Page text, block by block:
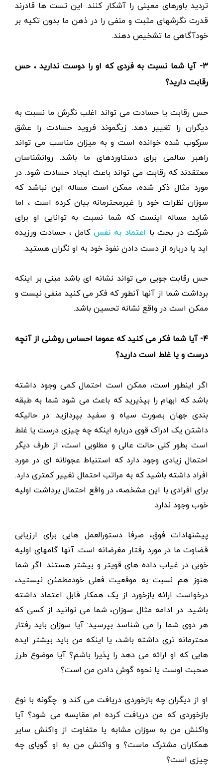
تردید باورهای معینی را آشکار کنند. این تست ها قادرند
قدرت نگرشهای مثبت و منفی را در ذهن ما بدون تکیه بر
خودآگاهی ما تشخیص دهند.
۳- آیا شما نسبت به فردی که او را دوست ندارید ، حس
رقابت دارید؟
حس رقابت یا حسادت می تواند اغلب نگرش ما نسبت به
دیگران را تغییر دهد. زیگموند فروید حسادت را عشق
سرکوب شده خوانده است و به میزان مناسب می تواند
راهبر سالمی برای دستاوردهای ما باشد. روانشناسان
معتقدند که رقابت می تواند باعث ایجاد حسادت شود. در
مورد مثال ذکر شده، ممکن است مساله این نباشد که
سوزان نظرات خود را غیرمحترمانه بیان کرده است ، اما
شاید مساله اینست که شما نسبت به توانایی او برای
شرکت در بحث با اعتماد به نفس کامل ، حسادت ورزیده
اید یا درباره از دست دادن نفوذ خود به او نگران هستید.
حس رقابت جویی می تواند نشانه ای باشد مبنی بر اینکه
برداشت شما از آنها آنطور که فکر می کنید منفی نیست و
ممکن است در واقع نشانه تحسین باشد‌.
۴- آیا شما فکر می کنید که عموما احساس روشنی از آنچه
درست و یا غلط است دارید؟
اگر اینطور است، ممکن است احتمال کمی وجود داشته
باشد که ابهام را بپذیرید که باعث می شود شما به طبقه
بندی جهان بصورت سیاه و سفید بپردازید. در حالیکه
داشتن یک ادراک قوی درباره اینکه چه چیزی درست یا غلط
است بطور کلی حالت عالی و مطلوبی است، از طرف دیگر
احتمال زیادی وجود دارد که استنباط عجولانه ای در مورد
افراد داشته باشید که به مراتب احتمال تغییر کمتری دارد‌.
برای افرادی با این مشخصه، در واقع احتمال برداشت اولیه
خوب وجود ندارد.
پیشنهادات فوق، صرفا دستورالعمل هایی برای ارزیابی
قضاوت ما در مورد رفتار مغرضانه است. آنها گامهای اولیه
خوبی در غیاب داده های قویتر و بیشتر هستند. اگر شما
هنوز هم نسبت به موقعیت فعلی خودمطمئن نیستید،
درخواست ارائه بازخورد از یک همکار قابل اعتماد داشته
باشید. در ادامه مثال سوزان، شما می توانید از کسی که
هر دوی شما را می شناسد بپرسید: آیا سوزان باید رفتار
محترمانه تری داشته باشد، یا اینکه من باید بیشتر ایده
هایی که او ارائه می دهد را پذیرا باشم؟ آیا موضوع طرز
صحبت اوست یا نحوه گوش دادن من است؟
او از دیگران چه بازخوردی دریافت می کند و چگونه با نوع
بازخوردی که من دریافت کرده ام مقایسه می شود؟ آیا
واکنش من به سوزان مشابه یا متفاوت از واکنش سایر
همکاران مشترک ماست؟ و واکنش من به او گویای چه
چیزی است؟